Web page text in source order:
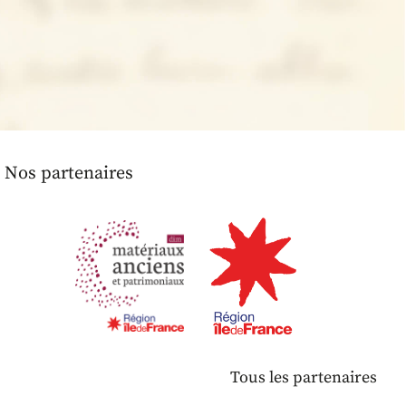
Nos partenaires
Tous les partenaires